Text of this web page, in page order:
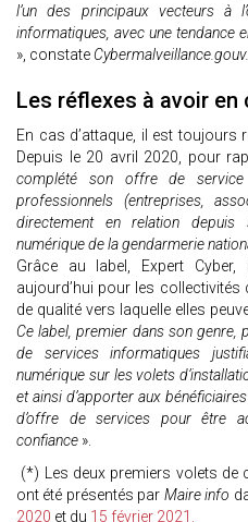
l’un des principaux vecteurs à
informatiques, avec une tendance
», constate
Les réflexes à avoir en
En cas d’attaque, il est toujours
Depuis le 20 avril 2020, pour
complété son offre de
professionnels (entreprises,
directement en relation
numérique de la gendarmerie
Grâce au label, Expert
aujourd’hui pour les collectivités
de qualité vers laquelle elles
Ce label, premier dans son
de services informatiques
numérique sur les volets
et ainsi d’apporter aux
d’offre de services pour être
confiance ».
(*) Les deux premiers volets de
ont été présentés par Maire info
2020 et du 15 février 2021.